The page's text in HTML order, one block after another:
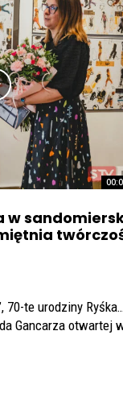
w
70-te urodziny
Gancarza otwartej